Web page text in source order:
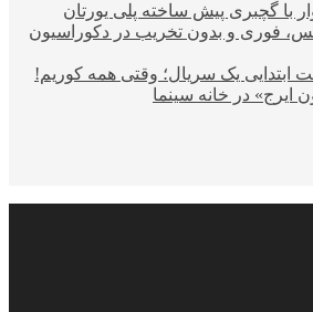
با گچبری پیش ساخته پلی یورتان
فوری و بدون تخریب در دکوراسیون
ابتدایی یک سریال؛ وقتی همه کوریم!
ایرج» در خانه سینما